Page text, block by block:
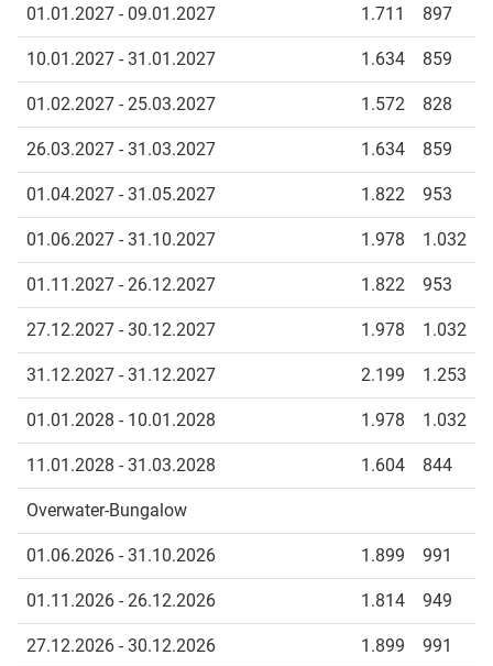
01.01.2027 - 09.01.2027 1.711 897
10.01.2027 - 31.01.2027 1.634 859
01.02.2027 - 25.03.2027 1.572 828
26.03.2027 - 31.03.2027 1.634 859
01.04.2027 - 31.05.2027 1.822 953
01.06.2027 - 31.10.2027 1.978 1.032
01.11.2027 - 26.12.2027 1.822 953
27.12.2027 - 30.12.2027 1.978 1.032
31.12.2027 - 31.12.2027 2.199 1.253
01.01.2028 - 10.01.2028 1.978 1.032
11.01.2028 - 31.03.2028 1.604 844
Overwater-Bungalow
01.06.2026 - 31.10.2026 1.899 991
01.11.2026 - 26.12.2026 1.814 949
27.12.2026 - 30.12.2026 1.899 991